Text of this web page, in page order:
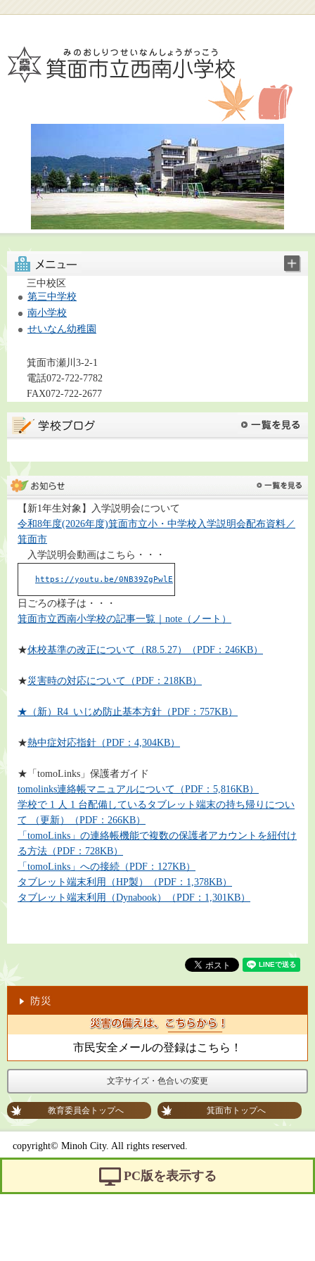
三中校区
第三中学校
南小学校
せいなん幼稚園
箕面市瀬川3-2-1
電話072-722-7782
FAX072-722-2677
【新1年生対象】入学説明会について
令和8年度(2026年度)箕面市立小・中学校入学説明会配布資料／
箕面市
入学説明会動画はこちら・・・
https://youtu.be/0NB39ZgPwlE
日ごろの様子は・・・
箕面市立西南小学校の記事一覧｜note（ノート）
★休校基準の改正について（R8.5.27）（PDF：246KB）
★災害時の対応について （PDF：218KB）
★（新）R4_いじめ防止基本方針（PDF：757KB）
★熱中症対応指針（PDF：4,304KB）
★「tomoLinks」保護者ガイド
tomolinks連絡帳マニュアルについて（PDF：5,816KB）
学校で 1 人 1 台配備しているタブレット端末の持ち帰りについ
て （更新）（PDF：266KB）
「tomoLinks」の連絡帳機能で複数の保護者アカウントを紐付け
る方法（PDF：728KB）
「tomoLinks」への接続（PDF：127KB）
タブレット端末利用（HP製）（PDF：1,378KB）
タブレット端末利用（Dynabook）（PDF：1,301KB）
市民安全メールの登録はこちら！
文字サイズ・色合いの変更
教育委員会トップへ 箕面市トップへ
copyright© Minoh City. All rights reserved.
PC版を表示する